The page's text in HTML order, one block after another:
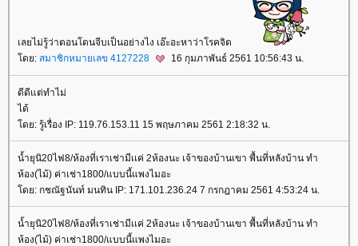
เลยไม่รู้ว่าตอนโดนจีบเป็นอย่างไง เอ๊ะอะหาว่าโรคจิต
ดย: สมาชิกหมายเลข 4127228 16 กุมภาพันธ์ 2561 10:56:43 น.
ดีดีแต่ทำไม่
ได้
ดย: รู้เรื่อง IP: 119.76.153.11 15 พฤษภาคม 2561 2:18:32 น.
น้ำยุนิ20ไฟ8/ห้องที่เราเช่ามีเเค่ 2ห้องนะ เจ้าของบ้านเขา พื้นที่หลังบ้าน ทำ
ห้อง(ไม้) ค่าเช่า1800/แบบนี้แพงไมอะ
ดย: กชณัฐนันท์ มนทิน IP: 171.101.236.24 7 กรกฎาคม 2561 4:53:24 น.
น้ำยุนิ20ไฟ8/ห้องที่เราเช่ามีเเค่ 2ห้องนะ เจ้าของบ้านเขา พื้นที่หลังบ้าน ทำ
ห้อง(ไม้) ค่าเช่า1800/แบบนี้แพงไมอะ